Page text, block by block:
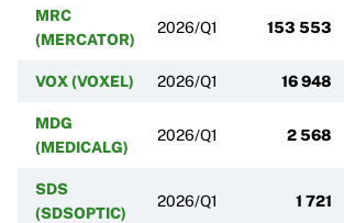
MRC
(MERCATOR)
2026/Q1 153 553
VOX (VOXEL) 2026/Q1 16 948
MDG
(MEDICALG)
2026/Q1 2 568
SDS
(SDSOPTIC)
2026/Q1 1 721